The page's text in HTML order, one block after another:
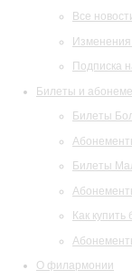
Все
Подписка
Билеты и
Билеты
Билеты
Как купить
О филармонии